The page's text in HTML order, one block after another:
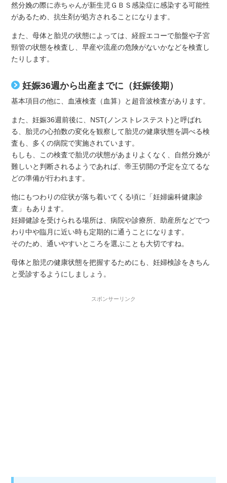
然分娩の際に赤ちゃんが新生児ＧＢＳ感染症に感染する可能性
があるため、抗生剤が処方されることになります。
また、母体と胎児の状態によっては、経腟エコーで胎盤や子宮
頸管の状態を検査し、早産や流産の危険がないかなどを検査し
たりします。
妊娠36週から出産までに（妊娠後期）
基本項目の他に、血液検査（血算）と超音波検査があります。
また、妊娠36週前後に、NST(ノンストレステスト)と呼ばれ
る、胎児の心拍数の変化を観察して胎児の健康状態を調べる検
査も、多くの病院で実施されています。
もしも、この検査で胎児の状態があまりよくなく、自然分娩が
難しいと判断されるようであれば、帝王切開の予定を立てるな
どの準備が行われます。
他にもつわりの症状が落ち着いてくる頃に「妊婦歯科健康診
査」もあります。
妊婦健診を受けられる場所は、病院や診療所、助産所などでつ
わり中や臨月に近い時も定期的に通うことになります。
そのため、通いやすいところを選ぶことも大切ですね。
母体と胎児の健康状態を把握するためにも、妊婦検診をきちん
と受診するようにしましょう。
スポンサーリンク